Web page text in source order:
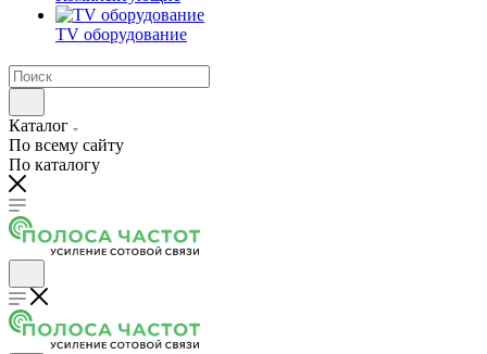
TV оборудование
Каталог
По всему сайту
По каталогу